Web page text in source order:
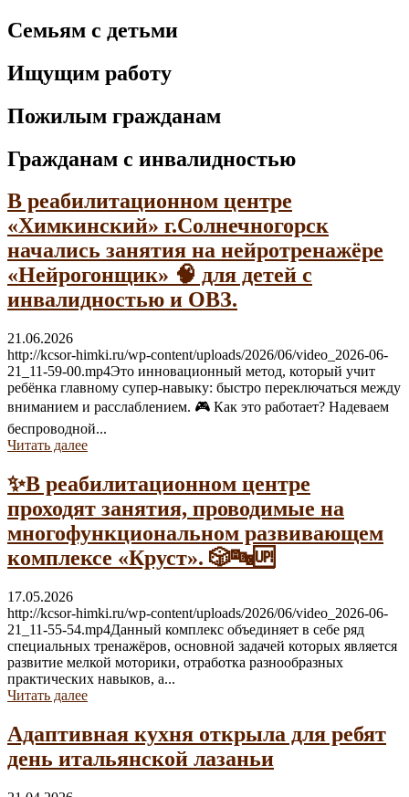
Семьям с детьми
Ищущим работу
Пожилым гражданам
Гражданам с инвалидностью
В реабилитационном центре
«Химкинский» г.Солнечногорск
начались занятия на нейротренажёре
«Нейрогонщик» 🧠 для детей с
инвалидностью и ОВЗ.
21.06.2026
http://kcsor-himki.ru/wp-content/uploads/2026/06/video_2026-06-
21_11-59-00.mp4Это инновационный метод, который учит
ребёнка главному супер-навыку: быстро переключаться между
вниманием и расслаблением. 🎮 Как это работает? Надеваем
беспроводной...
Читать далее
✨В реабилитационном центре
проходят занятия, проводимые на
многофункциональном развивающем
комплексе «Круст». 🎲🔤🆙
17.05.2026
http://kcsor-himki.ru/wp-content/uploads/2026/06/video_2026-06-
21_11-55-54.mp4Данный комплекс объединяет в себе ряд
специальных тренажёров, основной задачей которых является
развитие мелкой моторики, отработка разнообразных
практических навыков, а...
Читать далее
Адаптивная кухня открыла для ребят
день итальянской лазаньи